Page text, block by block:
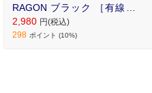
RAGON ブラック ［有線 /6
ボタン /USB］ M987-KTI
2,980 円(税込)
298 ポイント (10%)